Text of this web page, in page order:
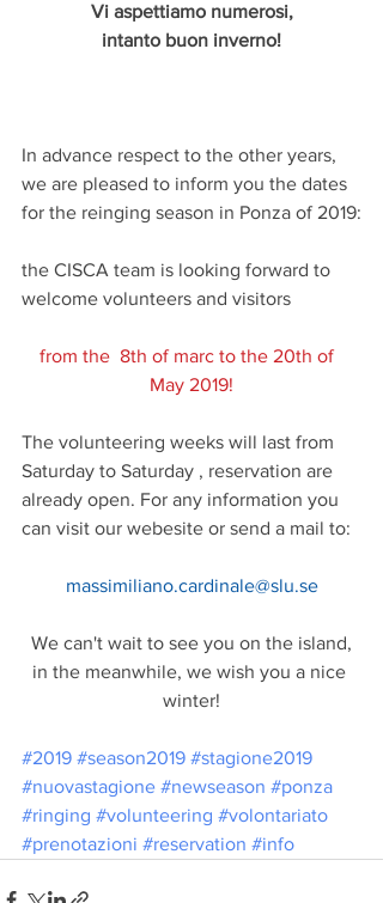
Vi aspettiamo numerosi,
intanto buon inverno!
In advance respect to the other years,
we are pleased to inform you the dates
for the reinging season in Ponza of 2019:
the CISCA team is looking forward to
welcome volunteers and visitors
from the  8th of marc to the 20th of
May 2019!
The volunteering weeks will last from
Saturday to Saturday , reservation are
already open. For any information you
can visit our webesite or send a mail to:
massimiliano.cardinale@slu.se
We can't wait to see you on the island,
in the meanwhile, we wish you a nice
winter!
#2019 #season2019 #stagione2019
#nuovastagione #newseason #ponza
#ringing #volunteering #volontariato
#prenotazioni #reservation #info